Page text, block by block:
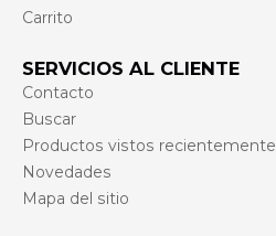
Carrito
SERVICIOS AL CLIENTE
Contacto
Buscar
Productos vistos recientemente
Novedades
Mapa del sitio